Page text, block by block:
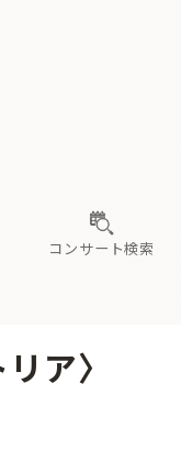
楽屋から
ストラコンサート
コンサート検索
有料ライブ配信スケジュール
ま
ア〉